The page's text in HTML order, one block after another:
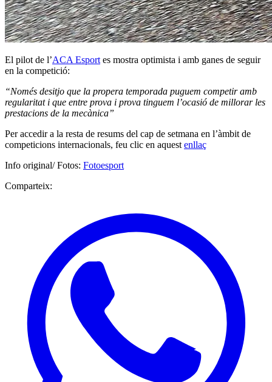
El pilot de l’ACA Esportes mostra optimista i amb ganes de seguir
en la competició:
“Només desitjo que la propera temporada puguem competir amb
regularitat i que entre prova i prova tinguem l’ocasió de millorar les
prestacions de la mecànica”
Per accedir a la resta de resums del cap de setmana en l’àmbit de
competicions internacionals, feu clic en aquestenllaç
Info original/ Fotos: Fotoesport
Comparteix: